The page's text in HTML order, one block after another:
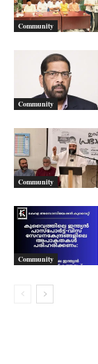
Community
Community
Community
Community